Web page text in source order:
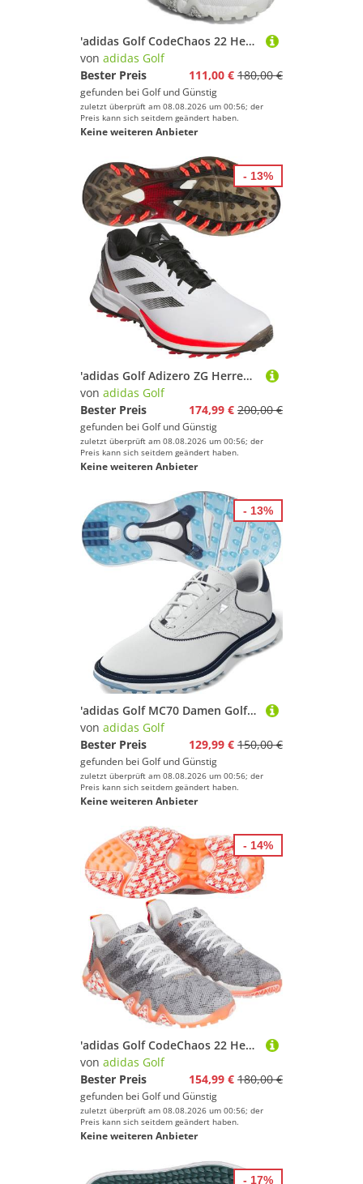
'adidas Golf CodeChaos 22 Herren Golfschuh weiss'
von adidas Golf
Bester Preis
111,00 € 180,00 €
gefunden bei Golf und Günstig
zuletzt überprüft am 08.08.2026 um 00:56; der
Preis kann sich seitdem geändert haben.
Keine weiteren Anbieter
'adidas Golf Adizero ZG Herren Golfschuh weiss/s/rot'
von adidas Golf
Bester Preis
174,99 € 200,00 €
gefunden bei Golf und Günstig
zuletzt überprüft am 08.08.2026 um 00:56; der
Preis kann sich seitdem geändert haben.
Keine weiteren Anbieter
- 13%
'adidas Golf MC70 Damen Golfschuh weiss/navy'
von adidas Golf
Bester Preis
129,99 € 150,00 €
gefunden bei Golf und Günstig
zuletzt überprüft am 08.08.2026 um 00:56; der
Preis kann sich seitdem geändert haben.
Keine weiteren Anbieter
- 13%
'adidas Golf CodeChaos 22 Herren Golfschuh grau/orange'
von adidas Golf
Bester Preis
154,99 € 180,00 €
gefunden bei Golf und Günstig
zuletzt überprüft am 08.08.2026 um 00:56; der
Preis kann sich seitdem geändert haben.
Keine weiteren Anbieter
- 14%
- 17%